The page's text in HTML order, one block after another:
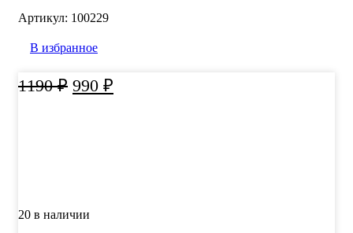
Артикул: 100229
В избранное
1190₽ Первоначальная
990 ₽
20 в наличии